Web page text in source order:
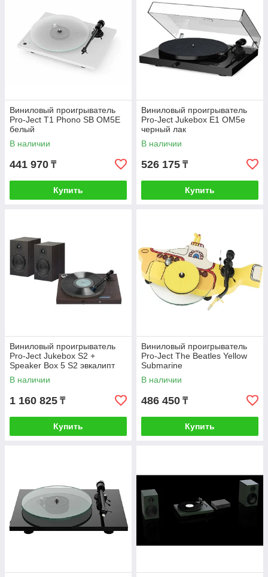
Виниловый проигрыватель
Pro-Ject T1 Phono SB OM5E
белый
В наличии
441 970 ₸
Купить
Виниловый проигрыватель
Pro-Ject Jukebox E1 OM5e
черный лак
В наличии
526 175 ₸
Купить
Виниловый проигрыватель
Pro-Ject Jukebox S2 +
Speaker Box 5 S2 эвкалипт
В наличии
1 160 825 ₸
Купить
Виниловый проигрыватель
Pro-Ject The Beatles Yellow
Submarine
В наличии
486 450 ₸
Купить